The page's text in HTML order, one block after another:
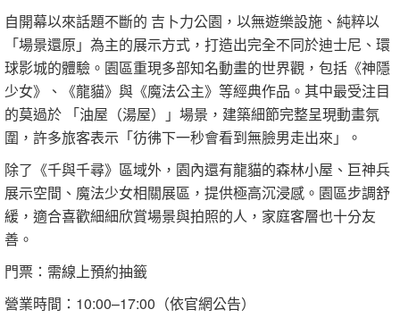
自開幕以來話題不斷的 吉卜力公園，以無遊樂設施、純粹以
「場景還原」為主的展示方式，打造出完全不同於迪士尼、環
球影城的體驗。園區重現多部知名動畫的世界觀，包括《神隱
少女》、《龍貓》與《魔法公主》等經典作品。其中最受注目
的莫過於 「油屋（湯屋）」場景，建築細節完整呈現動畫氛
圍，許多旅客表示「彷彿下一秒會看到無臉男走出來」。
除了《千與千尋》區域外，園內還有龍貓的森林小屋、巨神兵
展示空間、魔法少女相關展區，提供極高沉浸感。園區步調舒
緩，適合喜歡細細欣賞場景與拍照的人，家庭客層也十分友
善。
門票：需線上預約抽籤
營業時間：10:00–17:00（依官網公告）